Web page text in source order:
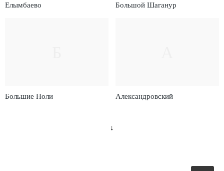
Елымбаево Большой Шаганур
Большие Ноли Александровский
↓